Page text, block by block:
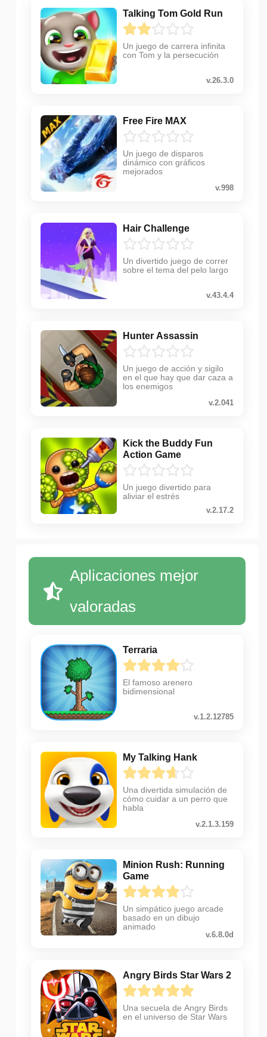
Talking Tom Gold Run
Un juego de carrera infinita
con Tom y la persecución
v.26.3.0
Free Fire MAX
Un juego de disparos
dinámico con gráficos
mejorados
v.998
Hair Challenge
Un divertido juego de correr
sobre el tema del pelo largo
v.43.4.4
Hunter Assassin
Un juego de acción y sigilo
en el que hay que dar caza a
los enemigos
v.2.041
Kick the Buddy Fun
Action Game
Un juego divertido para
aliviar el estrés
v.2.17.2
Aplicaciones mejor
valoradas
Terraria
El famoso arenero
bidimensional
v.1.2.12785
My Talking Hank
Una divertida simulación de
cómo cuidar a un perro que
habla
v.2.1.3.159
Minion Rush: Running
Game
Un simpático juego arcade
basado en un dibujo
animado
v.6.8.0d
Angry Birds Star Wars 2
Una secuela de Angry Birds
en el universo de Star Wars